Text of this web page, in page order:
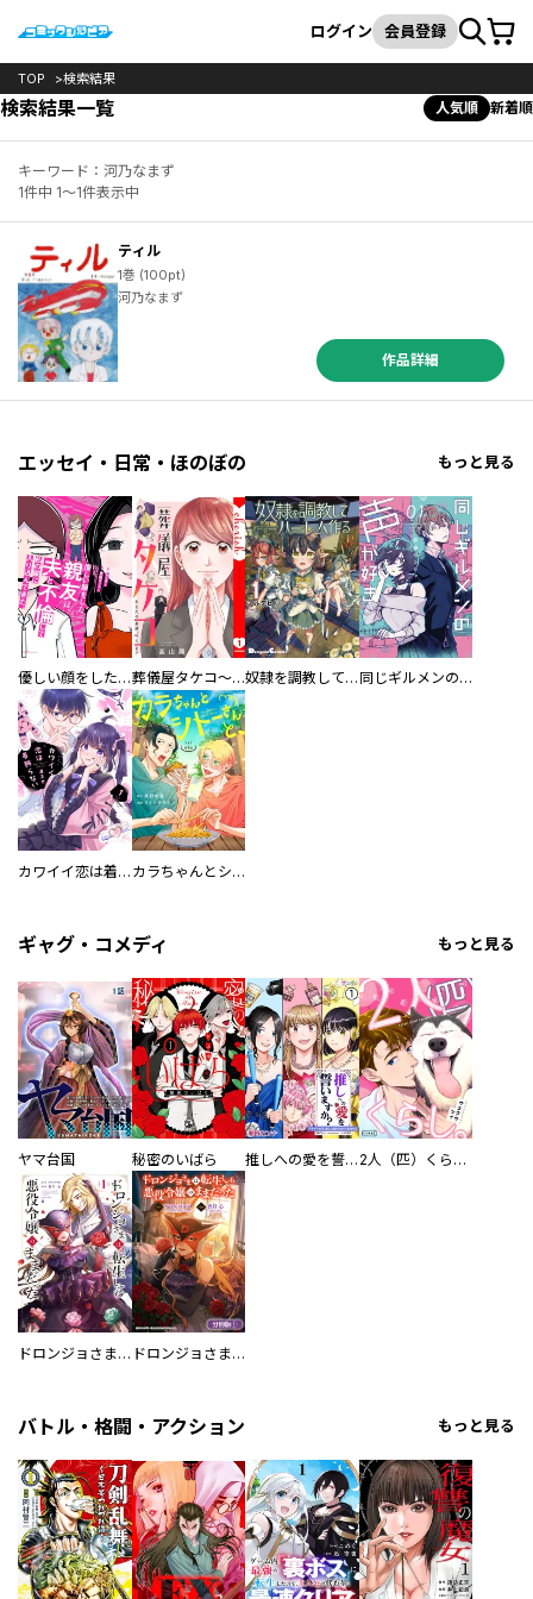
検索
ログイン 会員登録カート
TOP 検索結果
検索結果一覧 人気順 新着順
キーワード：河乃なまず
1件中 1～1件表示中
ティル
1巻 (100pt)
河乃なまず
作品詳細
エッセイ・日常・ほのぼの もっと見る
優しい顔をした親友は、夫と不倫して私の家に入り込んできた。 葬儀屋タケコ～あなたの最期、叶えます【電子単行本版】 奴隷を調教してハーレム作る 同じギルメンの声が好き
カワイイ恋は着飾らない カラちゃんとシトーさんと、 【分冊版】
ギャグ・コメディ もっと見る
ヤマ台国 秘密のいばら 推しへの愛を誓いますか？～アラサー女子、推しは逃げぬが人生逃げる～ 2人（匹）くらし。
ドロンジョさまは転生しても悪役令嬢のままだった ドロンジョさまは転生しても悪役令嬢のままだった【分冊版】
バトル・格闘・アクション もっと見る